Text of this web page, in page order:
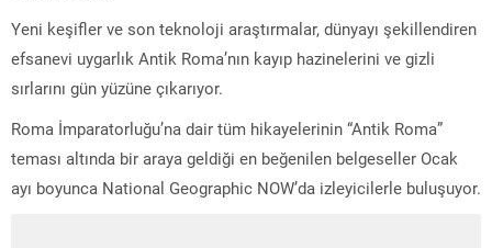
Yeni keşifler ve son teknoloji araştırmalar, dünyayı şekillendiren
efsanevi uygarlık Antik Roma’nın kayıp hazinelerini ve gizli
sırlarını gün yüzüne çıkarıyor.
Roma İmparatorluğu’na dair tüm hikayelerinin “Antik Roma”
teması altında bir araya geldiği en beğenilen belgeseller Ocak
ayı boyunca National Geographic NOW’da izleyicilerle buluşuyor.